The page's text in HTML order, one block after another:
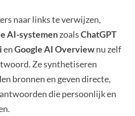
naar links te verwijzen,
AI-systemenzoalsChatGPT
enGoogle AI Overviewnu zelf
Ze synthetiseren
bronnen en geven directe,
die persoonlijk en